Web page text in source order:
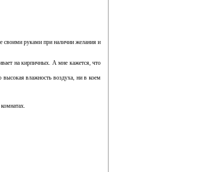
своими руками при наличии желания и
на кирпичных. А мне кажется, что
высокая влажность воздуха, ни в коем